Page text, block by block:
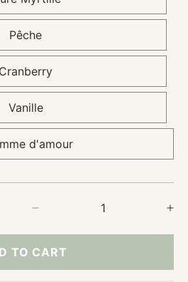
Pêche
Cranberry
Vanille
d'amour
Unscented
Tea
TO CART